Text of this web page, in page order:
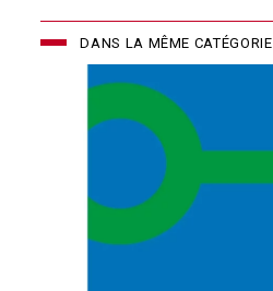
DANS LA MÊME CATÉGORIE